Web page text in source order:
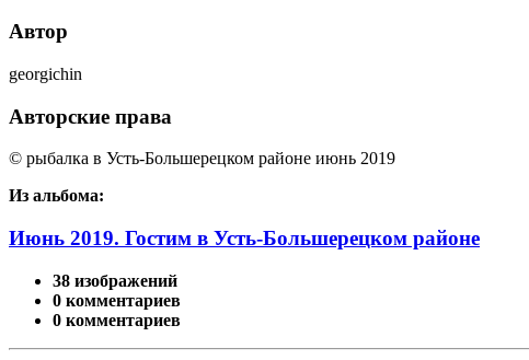
Автор
georgichin
Авторские права
© рыбалка в Усть-Большерецком районе июнь 2019
Из альбома:
Июнь 2019. Гостим в Усть-Большерецком районе
38 изображений
0 комментариев
0 комментариев